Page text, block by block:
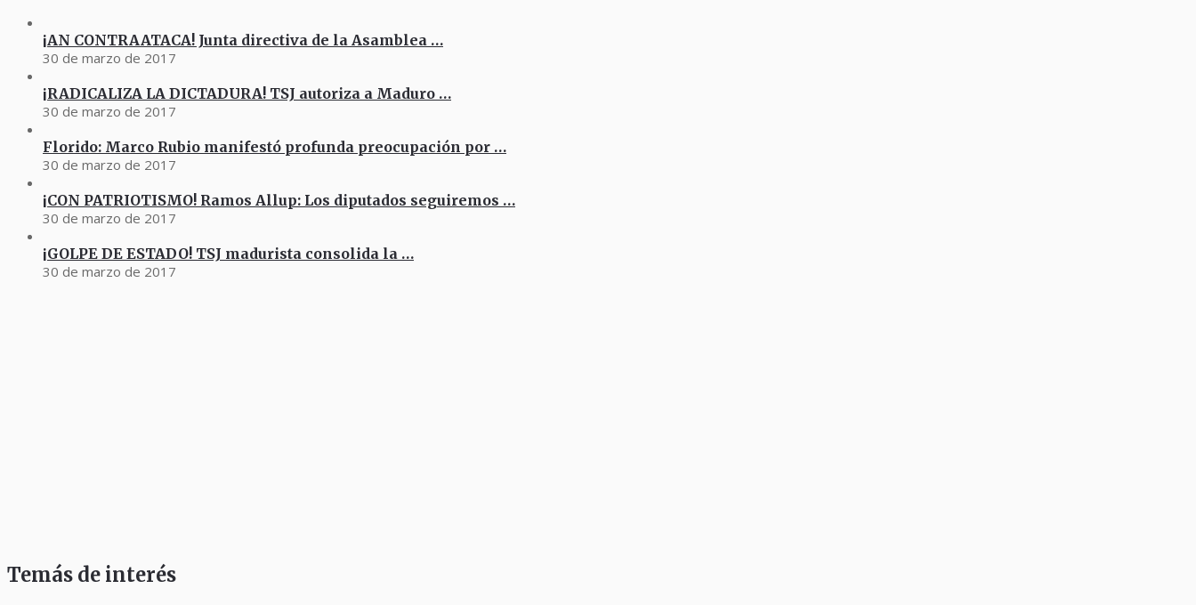
¡AN CONTRAATACA! Junta directiva de la Asamblea …
30 de marzo de 2017
¡RADICALIZA LA DICTADURA! TSJ autoriza a Maduro …
30 de marzo de 2017
Florido: Marco Rubio manifestó profunda preocupación por …
30 de marzo de 2017
¡CON PATRIOTISMO! Ramos Allup: Los diputados seguiremos …
30 de marzo de 2017
¡GOLPE DE ESTADO! TSJ madurista consolida la …
30 de marzo de 2017
Temás de interés